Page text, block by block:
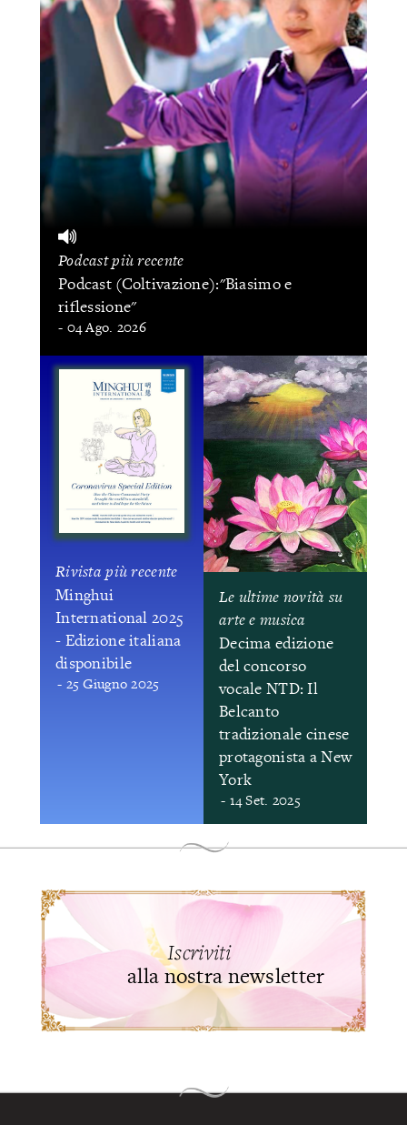
Podcast più recente
Podcast (Coltivazione):"Biasimo e
riflessione"
- 04 Ago. 2026
Rivista più recente
Minghui
International 2025
- Edizione italiana
disponibile
- 25 Giugno 2025
Le ultime novità su
arte e musica
Decima edizione
del concorso
vocale NTD: Il
Belcanto
tradizionale cinese
protagonista a New
York
- 14 Set. 2025
Iscriviti
alla nostra newsletter